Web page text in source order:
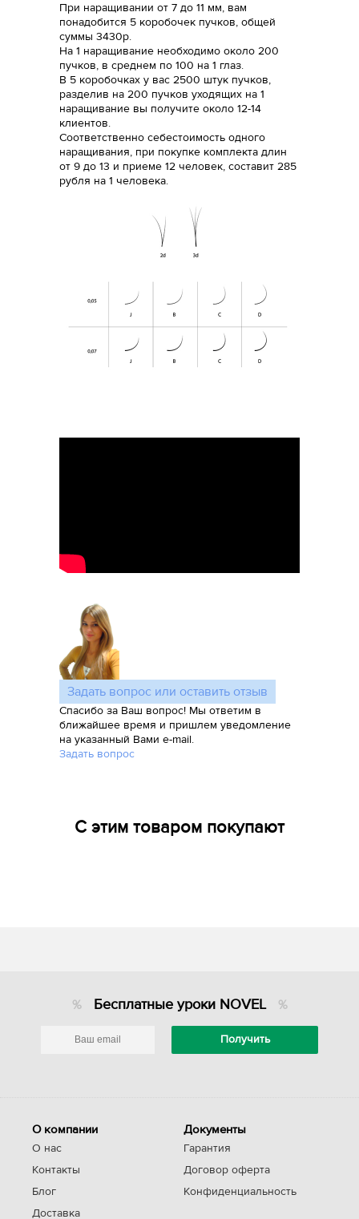
При наращивании от 7 до 11 мм, вам
понадобится 5 коробочек пучков, общей
суммы 3430р.
На 1 наращивание необходимо около 200
пучков, в среднем по 100 на 1 глаз.
В 5 коробочках у вас 2500 штук пучков,
разделив на 200 пучков уходящих на 1
наращивание вы получите около 12-14
клиентов.
Соответственно себестоимость одного
наращивания, при покупке комплекта длин
от 9 до 13 и приеме 12 человек, составит 285
рубля на 1 человека.
Задать вопрос или оставить отзыв
Спасибо за Ваш вопрос! Мы ответим в
ближайшее время и пришлем уведомление
на указанный Вами e-mail.
Задать вопрос
С этим товаром покупают
Бесплатные уроки NOVEL
О компании
О нас
Контакты
Блог
Доставка
Документы
Гарантия
Договор оферта
Конфиденциальность